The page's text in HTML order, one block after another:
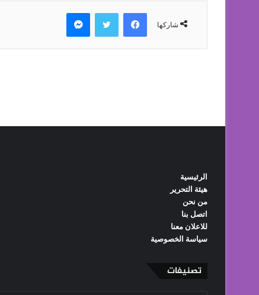
الرئيسية
هيئة التحرير
من نحن
اتصل بنا
للاعلان معنا
سياسة الخصوصية
تصنيفات